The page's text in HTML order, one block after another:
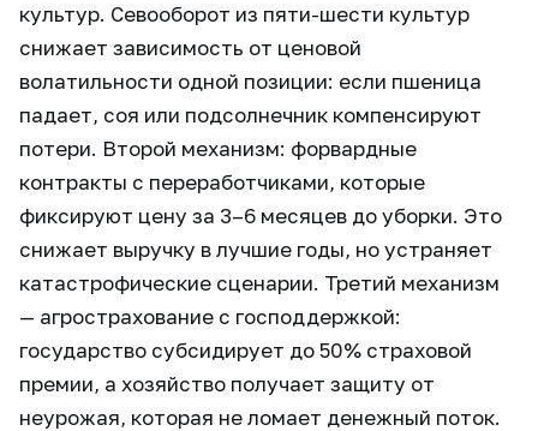
культур. Севооборот из пяти-шести культур
снижает зависимость от ценовой
волатильности одной позиции: если пшеница
падает, соя или подсолнечник компенсируют
потери. Второй механизм: форвардные
контракты с переработчиками, которые
фиксируют цену за 3–6 месяцев до уборки. Это
снижает выручку в лучшие годы, но устраняет
катастрофические сценарии. Третий механизм
— агрострахование с господдержкой:
государство субсидирует до 50% страховой
премии, а хозяйство получает защиту от
неурожая, которая не ломает денежный поток.